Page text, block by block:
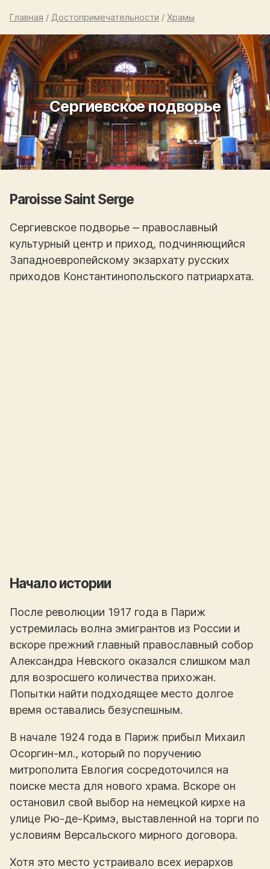
Главная / Достопримечательности / Храмы
Сергиевское подворье
Paroisse Saint Serge
Сергиевское подворье ‒ православный
культурный центр и приход, подчиняющийся
Западноевропейскому экзархату русских
приходов Константинопольского патриархата.
Начало истории
После революции 1917 года в Париж
устремилась волна эмигрантов из России и
вскоре прежний главный православный собор
Александра Невского оказался слишком мал
для возросшего количества прихожан.
Попытки найти подходящее место долгое
время оставались безуспешным.
В начале 1924 года в Париж прибыл Михаил
Осоргин-мл., который по поручению
митрополита Евлогия сосредоточился на
поиске места для нового храма. Вскоре он
остановил свой выбор на немецкой кирхе на
улице Рю-де-Кримэ, выставленной на торги по
условиям Версальского мирного договора.
Хотя это место устраивало всех иерархов